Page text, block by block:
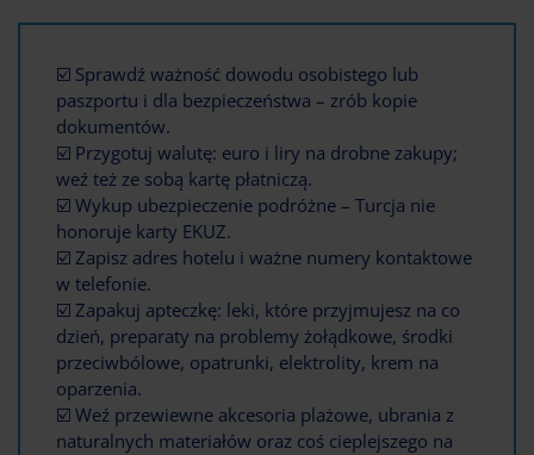
☑️ Sprawdź ważność dowodu osobistego lub
paszportu i dla bezpieczeństwa – zrób kopie
dokumentów.
☑️ Przygotuj walutę: euro i liry na drobne zakupy;
weź też ze sobą kartę płatniczą.
☑️ Wykup ubezpieczenie podróżne – Turcja nie
honoruje karty EKUZ.
☑️ Zapisz adres hotelu i ważne numery kontaktowe
w telefonie.
☑️ Zapakuj apteczkę: leki, które przyjmujesz na co
dzień, preparaty na problemy żołądkowe, środki
przeciwbólowe, opatrunki, elektrolity, krem na
oparzenia.
☑️ Weź przewiewne akcesoria plażowe, ubrania z
naturalnych materiałów oraz coś cieplejszego na